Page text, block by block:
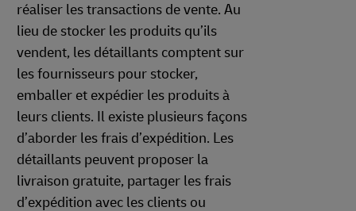
réaliser les transactions de vente. Au
lieu de stocker les produits qu’ils
vendent, les détaillants comptent sur
les fournisseurs pour stocker,
emballer et expédier les produits à
leurs clients. Il existe plusieurs façons
d’aborder les frais d’expédition. Les
détaillants peuvent proposer la
livraison gratuite, partager les frais
d’expédition avec les clients ou